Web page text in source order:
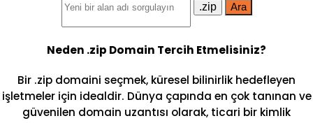
.zip Ara
Neden .zip Domain Tercih Etmelisiniz?
Bir .zip domaini seçmek, küresel bilinirlik hedefleyen
işletmeler için idealdir. Dünya çapında en çok tanınan ve
güvenilen domain uzantısı olarak, ticari bir kimlik